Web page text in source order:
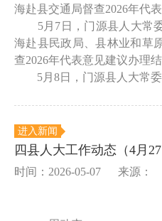
海赴县交通局督查2026年代
5月7日，门源县人大常委
海赴县民政局、县林业和草
查2026年代表意见建议办理结
5月8日，门源县人大常委
进入新闻
四县人大工作动态（4月27
时间：2026-05-07 来源：